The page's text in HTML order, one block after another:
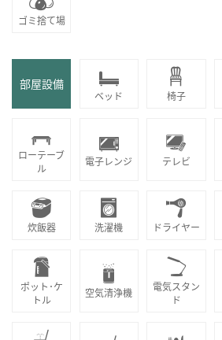
ゴミ捨て場
部屋設備
ベッド 椅子
ローテーブ
ル
電子レンジ テレビ
炊飯器 洗濯機 ドライヤー
ポット･ケ
トル
空気清浄機
電気スタン
ド